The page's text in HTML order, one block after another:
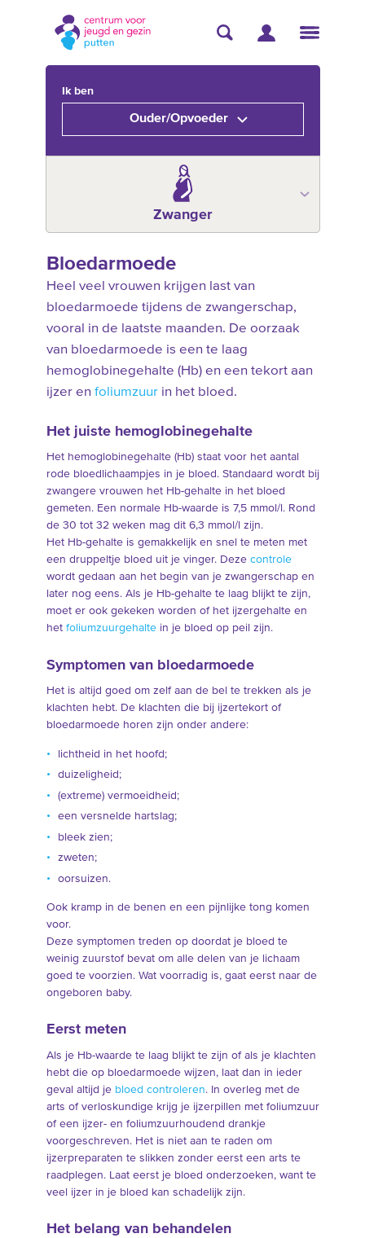
Ik ben
Ouder/Opvoeder
Zwanger
Bloedarmoede
Heel veel vrouwen krijgen last van
bloedarmoede tijdens de zwangerschap,
vooral in de laatste maanden. De oorzaak
van bloedarmoede is een te laag
hemoglobinegehalte (Hb) en een tekort aan
ijzer en foliumzuurin het bloed.
Het juiste hemoglobinegehalte
Het hemoglobinegehalte (Hb) staat voor het aantal
rode bloedlichaampjes in je bloed. Standaard wordt bij
zwangere vrouwen het Hb-gehalte in het bloed
gemeten. Een normale Hb-waarde is 7,5 mmol/l. Rond
de 30 tot 32 weken mag dit 6,3 mmol/l zijn.
Het Hb-gehalte is gemakkelijk en snel te meten met
een druppeltje bloed uit je vinger. Deze controle
wordt gedaan aan het begin van je zwangerschap en
later nog eens. Als je Hb-gehalte te laag blijkt te zijn,
moet er ook gekeken worden of het ijzergehalte en
het foliumzuurgehaltein je bloed op peil zijn.
Symptomen van bloedarmoede
Het is altijd goed om zelf aan de bel te trekken als je
klachten hebt. De klachten die bij ijzertekort of
bloedarmoede horen zijn onder andere:
lichtheid in het hoofd;
duizeligheid;
(extreme) vermoeidheid;
een versnelde hartslag;
bleek zien;
zweten;
oorsuizen.
Ook kramp in de benen en een pijnlijke tong komen
voor.
Deze symptomen treden op doordat je bloed te
weinig zuurstof bevat om alle delen van je lichaam
goed te voorzien. Wat voorradig is, gaat eerst naar de
ongeboren baby.
Eerst meten
Als je Hb-waarde te laag blijkt te zijn of als je klachten
hebt die op bloedarmoede wijzen, laat dan in ieder
geval altijd je bloed controleren. In overleg met de
arts of verloskundige krijg je ijzerpillen met foliumzuur
of een ijzer- en foliumzuurhoudend drankje
voorgeschreven. Het is niet aan te raden om
ijzerpreparaten te slikken zonder eerst een arts te
raadplegen. Laat eerst je bloed onderzoeken, want te
veel ijzer in je bloed kan schadelijk zijn.
Het belang van behandelen